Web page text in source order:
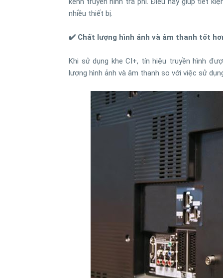
nhiều thiết bị.
✔️ Chất lượng hình ảnh và âm thanh tốt
Khi sử dụng khe CI+, tín hiệu truyền hình
lượng hình ảnh và âm thanh so với việc sử